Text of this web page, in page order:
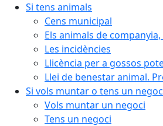
Si tens animals
Cens municipal
Els animals de
Les incidències
Llicència per a gossos
Llei de benestar animal.
Si vols muntar o tens un
Vols muntar un negoci
Tens un negoci